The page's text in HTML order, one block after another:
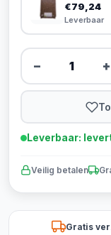
€79,24
Leverbaar
− +
Leverbaar:
Veilig betalen
Gratis